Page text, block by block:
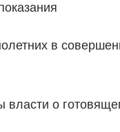
в
власти о